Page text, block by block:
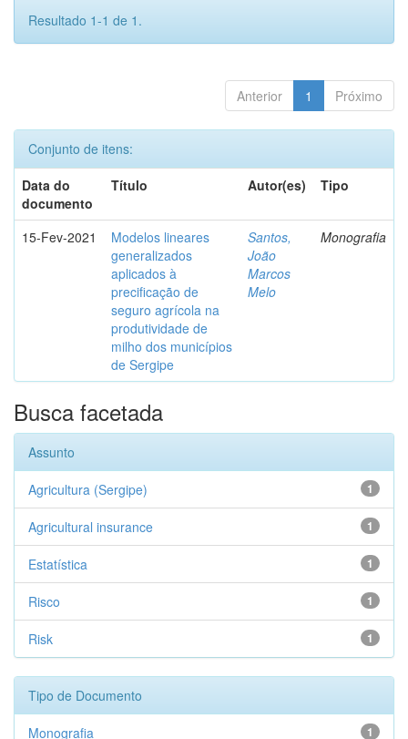
Resultado 1-1 de 1.
Anterior 1 Próximo
Conjunto de itens:
Data do
documento
Título Autor(es) Tipo
15-Fev-2021
Modelos lineares
generalizados
aplicados à
precificação de
seguro agrícola na
produtividade de
milho dos municípios
de Sergipe
Santos,
João
Marcos
Melo
Monografia
Busca facetada
Assunto
1
Agricultura (Sergipe)
1
Agricultural insurance
1
Estatística
1
Risco
1
Risk
Tipo de Documento
1
Monografia